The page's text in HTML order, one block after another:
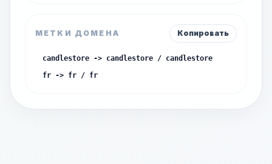
МЕТКИ ДОМЕНА Копировать
candlestore -> candlestore / candlestore
fr -> fr / fr